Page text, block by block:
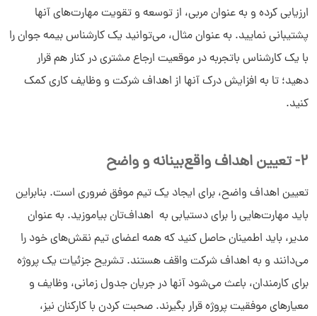
ارزیابی کرده و به عنوان مربی، از توسعه و تقویت مهارت‌های آنها
پشتیبانی نمایید. به عنوان مثال، می‌توانید یک کارشناس بیمه جوان را
با یک کارشناس باتجربه در موقعیت ارجاع مشتری در کنار هم قرار
دهید؛ تا به افزایش درک آنها از اهداف شرکت و وظایف کاری کمک
کنید.
2- تعیین اهداف واقع‌بینانه و واضح
تعیین اهداف واضح، برای ایجاد یک تیم موفق ضروری است. بنابراین
باید مهارت‌هایی را برای دستیابی به اهداف‌تان بیاموزید. به عنوان
مدیر، باید اطمینان حاصل کنید که همه اعضای تیم نقش‌های خود را
می‌دانند و به اهداف شرکت واقف هستند. تشریح جزئیات یک پروژه
برای کارمندان، باعث می‌شود آنها در جریان جدول زمانی، وظایف و
معیارهای موفقیت پروژه قرار بگیرند. صحبت کردن با کارکنان نیز،